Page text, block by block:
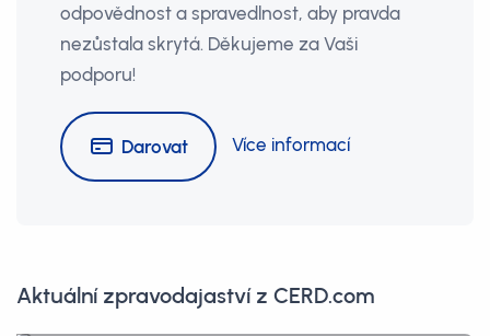
odpovědnost a spravedlnost, aby pravda
nezůstala skrytá. Děkujeme za Vaši
podporu!
Darovat Více informací
Aktuální zpravodajaství z CERD.com